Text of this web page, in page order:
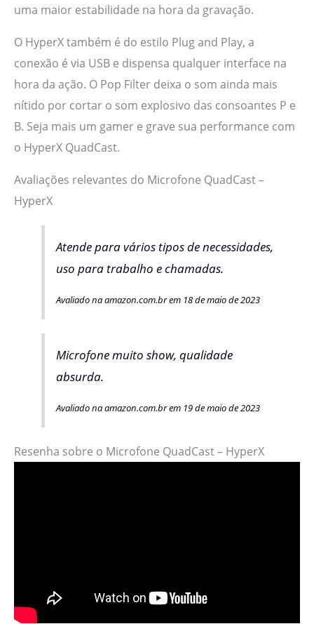
uma maior estabilidade na hora da gravação.
O HyperX também é do estilo Plug and Play, a
conexão é via USB e dispensa qualquer interface na
hora da ação. O Pop Filter deixa o som ainda mais
nítido por cortar o som explosivo das consoantes P e
B. Seja mais um gamer e grave sua performance com
o HyperX QuadCast.
Avaliações relevantes do Microfone QuadCast –
HyperX
Atende para vários tipos de necessidades,
uso para trabalho e chamadas.
Avaliado na amazon.com.br em 18 de maio de 2023
Microfone muito show, qualidade
absurda.
Avaliado na amazon.com.br em 19 de maio de 2023
Resenha sobre o Microfone QuadCast – HyperX